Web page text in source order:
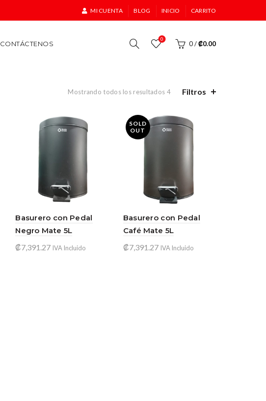
MI CUENTA BLOG INICIO CARRITO
CONTÁCTENOS
0
0/₡0.00
Mostrando todos los resultados 4 Filtros
Basurero con Pedal
Negro Mate 5L
₡7,391.27 IVA Incluido
SOLD
OUT
Basurero con Pedal
Café Mate 5L
₡7,391.27 IVA Incluido